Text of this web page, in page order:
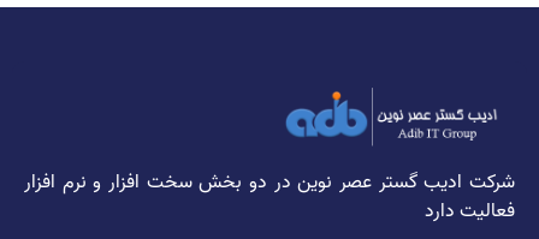
شرکت ادیب گستر عصر نوین در دو بخش سخت افزار و نرم افزار
فعالیت دارد